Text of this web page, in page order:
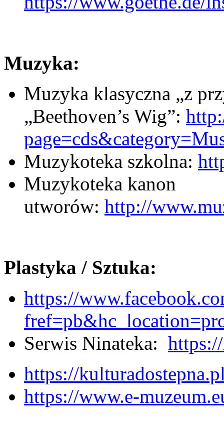
Muzyka:
Muzyka klasyczna „z
„Beethoven’s Wig”:
Muzykoteka szkolna:
Muzykoteka kanon
utworów: http://
Plastyka / Sztuka:
https://
Serwis Ninateka:
https://
https://www.e-